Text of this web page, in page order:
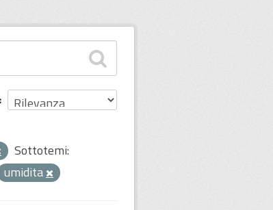
Sottotemi:
umidita